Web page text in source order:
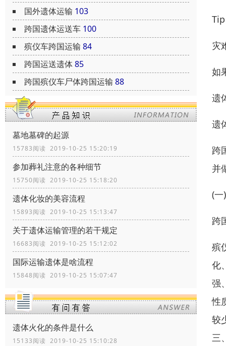
国外遗体运输 103
跨国遗体运送车 100
殡仪车跨国运输 84
跨国运送遗体85
跨国殡仪车尸体跨国运输 88
墓地墓碑的起源
15783阅读 2019-10-25 15:20:19
参加葬礼注意的各种细节
15750阅读 2019-10-25 15:18:20
遗体化妆的美容流程
15893阅读 2019-10-25 15:13:47
关于遗体运输管理的若干规定
16683阅读 2019-10-25 15:12:02
国际运输遗体是啥流程
15848阅读 2019-10-25 15:07:47
遗体火化的条件是什么
15133阅读 2019-10-25 15:10:28
灾
如
遗
遗
跨
并
(一
跨
殡
化
强
性
较
三